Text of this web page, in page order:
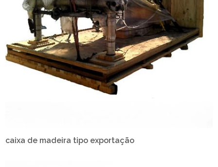
caixa de madeira tipo exportação